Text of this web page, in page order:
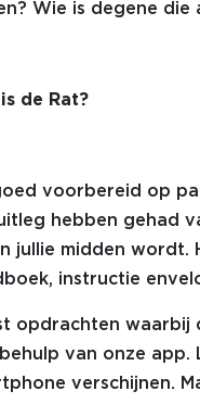
Wie is degene
de Rat?
voorbereid op
hebben gehad
jullie midden wordt.
instructie
opdrachten waarbij
van onze
verschijnen.